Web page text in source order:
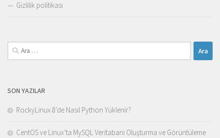
Gizlilik politikası
Arama:
SON YAZILAR
RockyLinux 8’de Nasıl Python Yüklenir?
CentOS ve Linux’ta MySQL Veritabanı Oluşturma ve Görüntüleme